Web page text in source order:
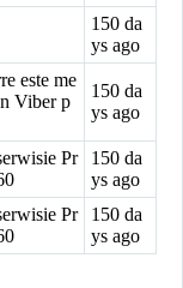
150 da
ys ago
este me
Viber p
150 da
ys ago
Pr
150 da
ys ago
Pr
150 da
ys ago